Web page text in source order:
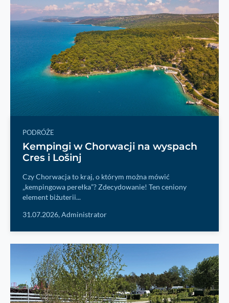
PODRÓŻE
Kempingi w Chorwacji na wyspach
Cres i Lošinj
Czy Chorwacja to kraj, o którym można mówić
„kempingowa perełka”? Zdecydowanie! Ten ceniony
element biżuterii...
31.07.2026,Administrator